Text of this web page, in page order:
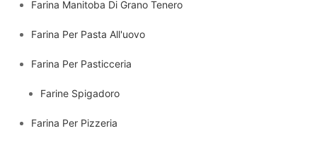
Farina Manitoba Di Grano Tenero
Farina Per Pasta All'uovo
Farina Per Pasticceria
Farine Spigadoro
Farina Per Pizzeria